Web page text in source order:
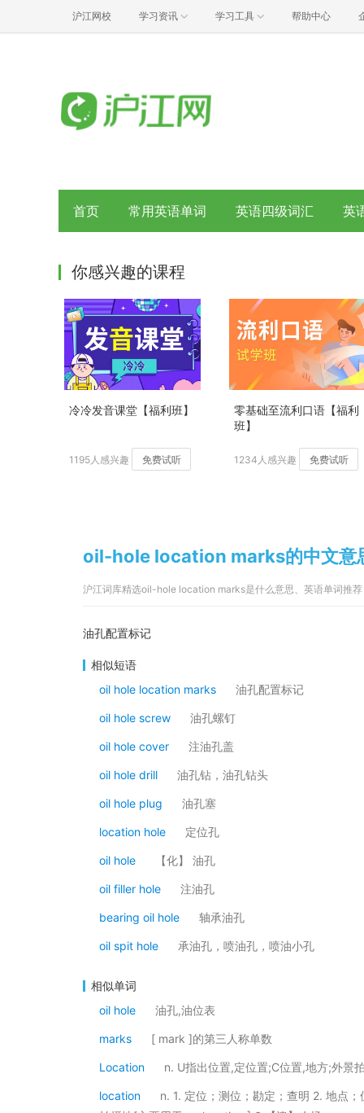
沪江网校 学习资讯 学习工具 帮助中心
首页 常用英语单词 英语四级词汇 英
你感兴趣的课程
冷冷发音课堂【福利班】
1195人感兴趣 免费试听
零基础至流利口语【福利
班】
1234人感兴趣 免费试听
oil-hole location marks的中文意
沪江词库精选oil-hole location marks是什么意思、英语单词推荐
油孔配置标记
相似短语
oil hole location marks
油孔配置标记
oil hole screw 油孔螺钉
oil hole cover 注油孔盖
oil hole drill 油孔钻，油孔钻头
oil hole plug 油孔塞
location hole 定位孔
oil hole 【化】 油孔
oil filler hole 注油孔
bearing oil hole 轴承油孔
oil spit hole 承油孔，喷油孔，喷油小孔
相似单词
oil hole
油孔,油位表
marks [ mark ]的第三人称单数
Location n. U指出位置,定位置;C位置,地方;外景
location
n. 1. 定位；测位；勘定；查明 2. 地点